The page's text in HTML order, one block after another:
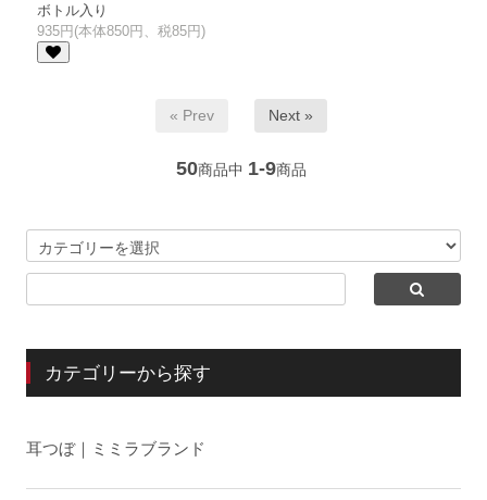
ボトル入り
935円(本体850円、税85円)
« Prev Next »
50商品中 1-9商品
カテゴリーから探す
耳つぼ｜ミミラブランド